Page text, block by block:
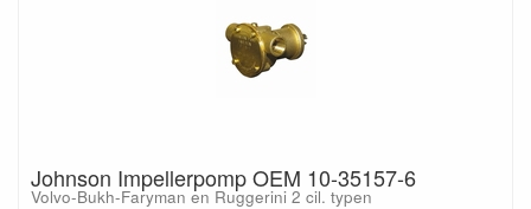
Johnson Impellerpomp OEM 10-35157-6
Volvo-Bukh-Faryman en Ruggerini 2 cil. typen